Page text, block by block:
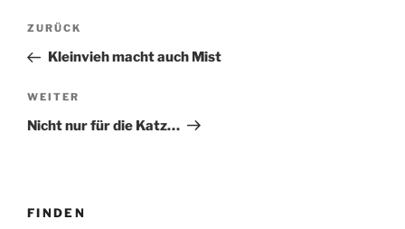
Beitragsnavigation
Vorheriger
Beitrag
ZURÜCK
Kleinvieh macht auch Mist
Nächster
Beitrag
WEITER
Nicht nur für die Katz…
FINDEN